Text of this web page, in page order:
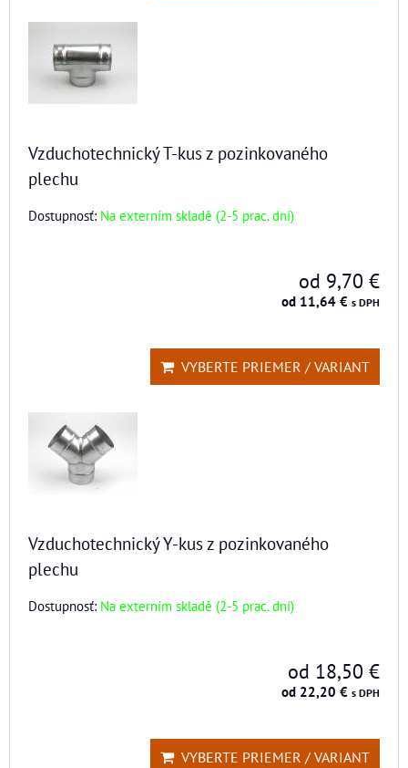
Vzduchotechnický T-kus z pozinkovaného
plechu
Dostupnosť: Na externím skladě (2-5 prac. dní)
od 9,70 €
od 11,64 € s DPH
VYBERTE PRIEMER / VARIANT
Vzduchotechnický Y-kus z pozinkovaného
plechu
Dostupnosť: Na externím skladě (2-5 prac. dní)
od 18,50 €
od 22,20 € s DPH
VYBERTE PRIEMER / VARIANT